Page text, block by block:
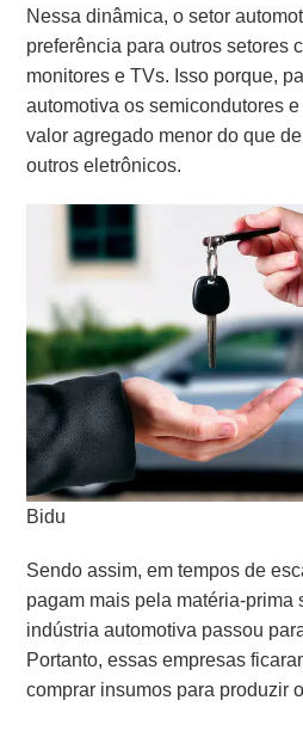
Nessa dinâmica, o setor
preferência para outros setores
monitores e TVs. Isso porque,
automotiva os semicondutores
valor agregado menor do que
outros eletrônicos.
Bidu
Sendo assim, em tempos de
pagam mais pela matéria-prima
indústria automotiva passou
Portanto, essas empresas
comprar insumos para produzir